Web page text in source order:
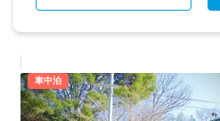
車中泊